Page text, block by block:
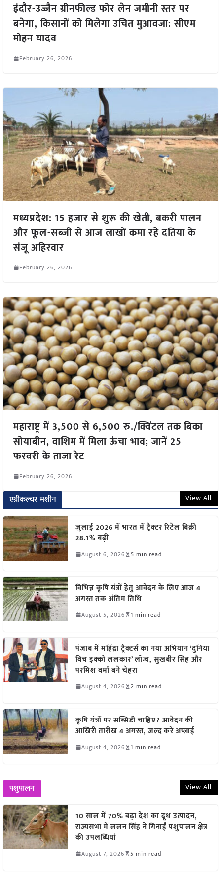
इंदौर-उज्जैन ग्रीनफील्ड फोर लेन जमीनी स्तर पर
बनेगा, किसानों को मिलेगा उचित मुआवजा: सीएम
मोहन यादव
February 26, 2026
मध्यप्रदेश: 15 हजार से शुरू की खेती, बकरी पालन
और फूल-सब्जी से आज लाखों कमा रहे दतिया के
संजू अहिरवार
February 26, 2026
महाराष्ट्र में 3,500 से 6,500 रु./क्विंटल तक बिका
सोयाबीन, वाशिम में मिला ऊंचा भाव; जानें 25
फरवरी के ताजा रेट
February 26, 2026
एग्रीकल्चर मशीन View All
जुलाई 2026 में भारत में ट्रैक्टर रिटेल बिक्री
28.1% बढ़ी
August 6, 2026 5 min read
विभिन्न कृषि यंत्रों हेतु आवेदन के लिए आज 4
अगस्त तक अंतिम तिथि
August 5, 2026 1 min read
पंजाब में महिंद्रा ट्रैक्टर्स का नया अभियान ‘दुनिया
विच इक्को ललकार’ लॉन्च, सुखबीर सिंह और
परमिश वर्मा बने चेहरा
August 4, 2026 2 min read
कृषि यंत्रों पर सब्सिडी चाहिए? आवेदन की
आखिरी तारीख 4 अगस्त, जल्द करें अप्लाई
August 4, 2026 1 min read
पशुपालन View All
10 साल में 70% बढ़ा देश का दूध उत्पादन,
राज्यसभा में ललन सिंह ने गिनाईं पशुपालन क्षेत्र
की उपलब्धियां
August 7, 2026 5 min read